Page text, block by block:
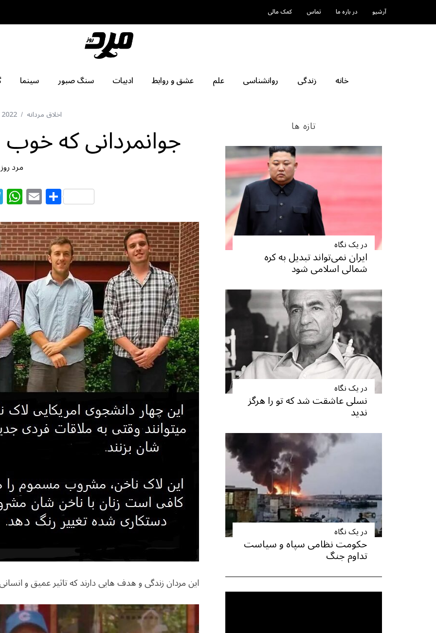
آرشیو در باره ما تماس کمک مالی
خانه زندگی روانشناسی علم عشق و روابط ادبیات سنگ صبور سینما
اخلاق مردانه
جوانمردانی که
مرد روز
T
el
e
g
ra
m
W
h
at
s
A
p
p
E
m
ai
l
S
h
ar
e
این مردان زندگی و هدف هایی دارند که تاثیر عمیق و
تازه ها
در یک نگاه
ایران نمی‌تواند تبدیل به کره
شمالی اسلامی شود
در یک نگاه
نسلی عاشقت شد که تو را هرگز
ندید
در یک نگاه
حکومت نظامی سپاه و سیاست
تداوم جنگ